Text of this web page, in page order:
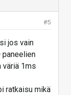
#5
jos vain
paneelien
väriä 1ms
ratkaisu mikä